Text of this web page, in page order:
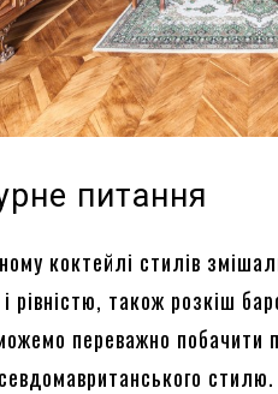
питання
коктейлі стилів
рівністю, також розкіш
переважно побачити
стилю.